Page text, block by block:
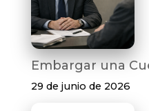
Embargar una
29 de junio de 2026